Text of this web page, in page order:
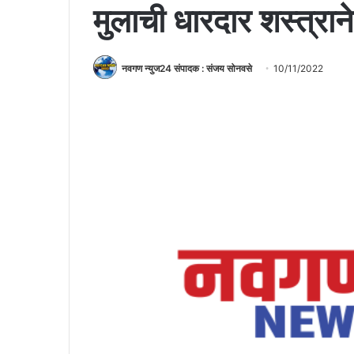
मुलाची धारदार
नवगण न्युज24 संपादक : संजय सोनवसे 10/11/2022